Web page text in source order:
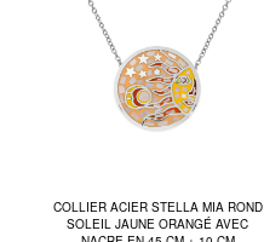
COLLIER ACIER STELLA MIA ROND
SOLEIL JAUNE ORANGÉ AVEC